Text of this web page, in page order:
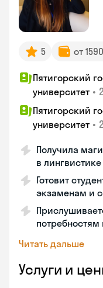
5 от
Пятигорский
университет •
Пятигорский
университет •
Получила
в лингвистике
Готовит
экзаменам и
потребностям
Читать дальше
Услуги и